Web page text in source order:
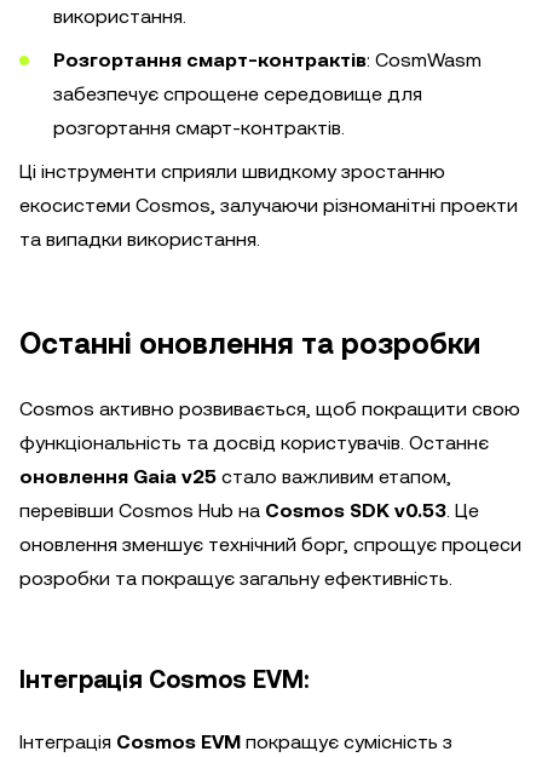
використання.
Розгортання смарт-контрактів: CosmWasm
забезпечує спрощене середовище для
розгортання смарт-контрактів.
Ці інструменти сприяли швидкому зростанню
екосистеми Cosmos, залучаючи різноманітні проекти
та випадки використання.
Останні оновлення та розробки
Cosmos активно розвивається, щоб покращити свою
функціональність та досвід користувачів. Останнє
оновлення Gaia v25 стало важливим етапом,
перевівши Cosmos Hub на Cosmos SDK v0.53. Це
оновлення зменшує технічний борг, спрощує процеси
розробки та покращує загальну ефективність.
Інтеграція Cosmos EVM:
Інтеграція Cosmos EVM покращує сумісність з